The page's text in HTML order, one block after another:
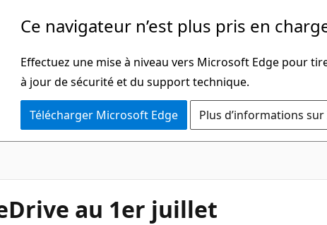
Ce navigateur n’est plus pris en
Effectuez une mise à niveau vers Microsoft Edge pour
à jour de sécurité et du support technique.
Télécharger Microsoft Edge Plus d’informations
au 1er juillet